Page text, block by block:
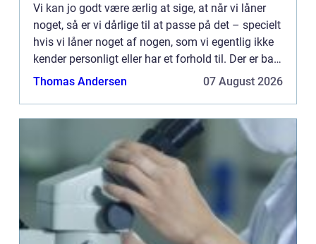
Vi kan jo godt være ærlig at sige, at når vi låner
noget, så er vi dårlige til at passe på det – specielt
hvis vi låner noget af nogen, som vi egentlig ikke
kender personligt eller har et forhold til. Der er bare
noget ved, at man godt ved, at ...
Thomas Andersen 07 August 2026